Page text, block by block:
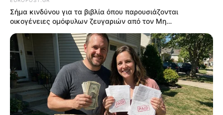
και μετά πράγματα για τα οποία είμαι πολύ
περήφανη. Ό, τι κι αν συμβαίνει, δεν πίνω. Είμαι
μία αλκοολική σε ανάρρωση και η μόνη θεραπεία
για τον αλκοολισμό για όσους αναρωτιούνται, δεν
είναι το ποτό. Το νιώθω. Μια κατάρα και μια
ευλογία είναι για την οποία είμαι διατεθειμένη να
πολεμήσω. Αν δυσκολεύεστε, αναρωτιέστε…